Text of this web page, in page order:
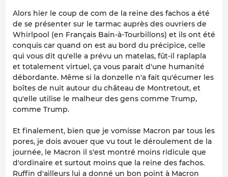
Alors hier le coup de com de la reine des fachos a été
de se présenter sur le tarmac auprès des ouvriers de
Whirlpool (en Français Bain-à-Tourbillons) et ils ont été
conquis car quand on est au bord du précipice, celle
qui vous dit qu'elle a prévu un matelas, fût-il raplapla
et totalement virtuel, ça vous parait d'une humanité
débordante. Même si la donzelle n'a fait qu'écumer les
boîtes de nuit autour du château de Montretout, et
qu'elle utilise le malheur des gens comme Trump,
comme Trump.
Et finalement, bien que je vomisse Macron par tous les
pores, je dois avouer que vu tout le déroulement de la
journée, le Macron il s'est montré moins ridicule que
d'ordinaire et surtout moins que la reine des fachos.
Ruffin d'ailleurs lui a donné un bon point à Macron